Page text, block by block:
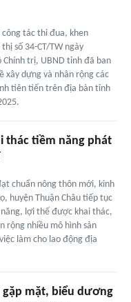
tác thi đua, khen
số 34-CT/TW ngày
Chính trị, UBND tỉnh đã ban
xây dựng và nhân rộng các
tiên tiến trên địa bàn tỉnh
thác tiềm năng phát
chuẩn nông thôn mới, kinh
huyện Thuận Châu tiếp tục
lợi thế được khai thác,
rộng nhiều mô hình sản
làm cho lao động địa
gặp mặt, biểu dương